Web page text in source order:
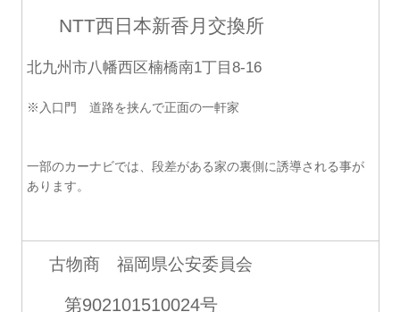
NTT西日本新香月交換所
北九州市八幡西区楠橋南1丁目8-16
※入口門 道路を挟んで正面の一軒家
一部のカーナビでは、段差がある家の裏側に誘導される事が
あります。
古物商 福岡県公安委員会
第902101510024号